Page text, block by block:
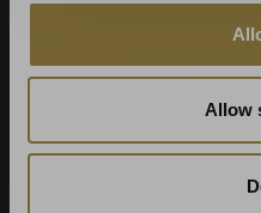
Allow
Help, mijn man is klusser
Hoe behangen?
Over ons